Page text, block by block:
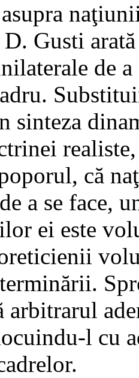
Gusti
de
sinteza
că
a se face,
ei este
arbitrarul
l cu